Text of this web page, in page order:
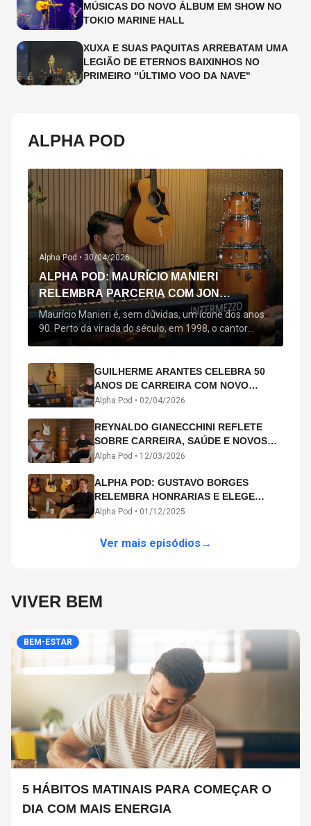
MÚSICAS DO NOVO ÁLBUM EM SHOW NO
TOKIO MARINE HALL
XUXA E SUAS PAQUITAS ARREBATAM UMA
LEGIÃO DE ETERNOS BAIXINHOS NO
PRIMEIRO "ÚLTIMO VOO DA NAVE"
ALPHA POD
Alpha Pod • 30/04/2026
ALPHA POD: MAURÍCIO MANIERI
RELEMBRA PARCERIA COM JON
SECADA, ORIGEM DE "BEM QUERER" E
MAIS
Maurício Manieri é, sem dúvidas, um ícone dos anos
90. Perto da virada do século, em 1998, o cantor
estreou oficialmente com o seu primeiro disco, "A
acompanham até hoje, quase trinta anos mais tarde:
"Bem Querer" e "Minha Menina". Em 2026, o astro
segue com o […]
GUILHERME ARANTES CELEBRA 50
ANOS DE CARREIRA COM NOVO
ÁLBUM INTERDIMENSIONAL E TURNÊ
Alpha Pod • 02/04/2026
REYNALDO GIANECCHINI REFLETE
SOBRE CARREIRA, SAÚDE E NOVOS
CAMINHOS ARTÍSTICOS NO ALPHA
Alpha Pod • 12/03/2026
ALPHA POD: GUSTAVO BORGES
RELEMBRA HONRARIAS E ELEGE
MICHAEL PHELPS O MAIOR ATLETA DA
Alpha Pod • 01/12/2025
Ver mais episódios →
VIVER BEM
BEM-ESTAR
5 HÁBITOS MATINAIS PARA COMEÇAR O
DIA COM MAIS ENERGIA